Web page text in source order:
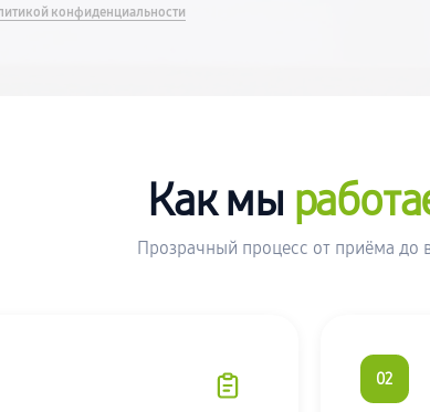
конфиденциальности
Как мы
Прозрачный процесс от приёма до
02